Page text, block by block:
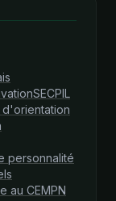
SECPIL
d'orientation
personnalité
au CEMPN